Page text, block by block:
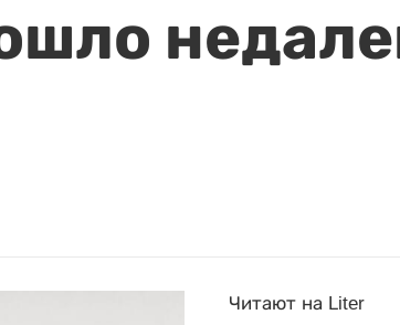
Читают на Liter